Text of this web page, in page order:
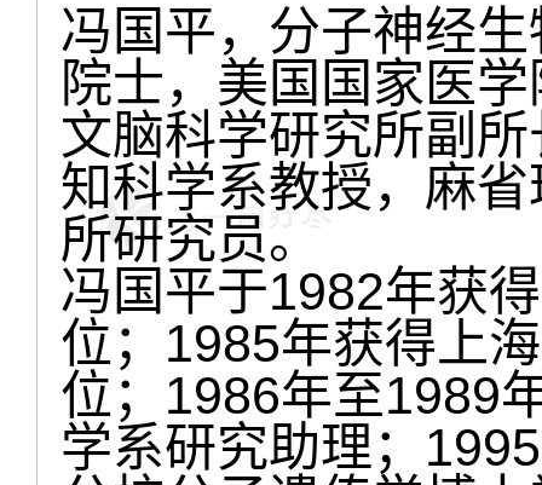
冯国平，分子神经
院士，美国国家医
文脑科学研究所副
知科学系教授，麻
所研究员。
冯国平于1982年获
位；1985年获得上
位；1986年至1989
学系研究助理；